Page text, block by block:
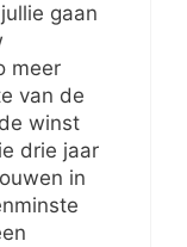
gaan
meer
van de
winst
drie jaar
in